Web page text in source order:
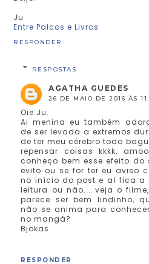
Ju
Entre Palcos e Livros
RESPONDER
RESPOSTAS
AGATHA GUEDES
26 DE MAIO DE 2016 ÀS
Oie Ju.
Ai menina eu também
de ser levada a extremos
de ter meu cérebro todo
repensar coisas kkkk,
conheço bem esse efeito do
evito ou se for ter eu aviso
no início do post e aí fica a
leitura ou não... veja o
parece ser bem lindinho,
não se anima para
no mangá?
Bjokas
RESPONDER